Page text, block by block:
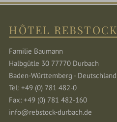
HÔTEL REBSTOCK
Familie Baumann
Halbgütle 30 77770 Durbach
Baden-Württemberg - Deutschland
Tel: +49 (0) 781 482-0
Fax: +49 (0) 781 482-160
info@rebstock-durbach.de